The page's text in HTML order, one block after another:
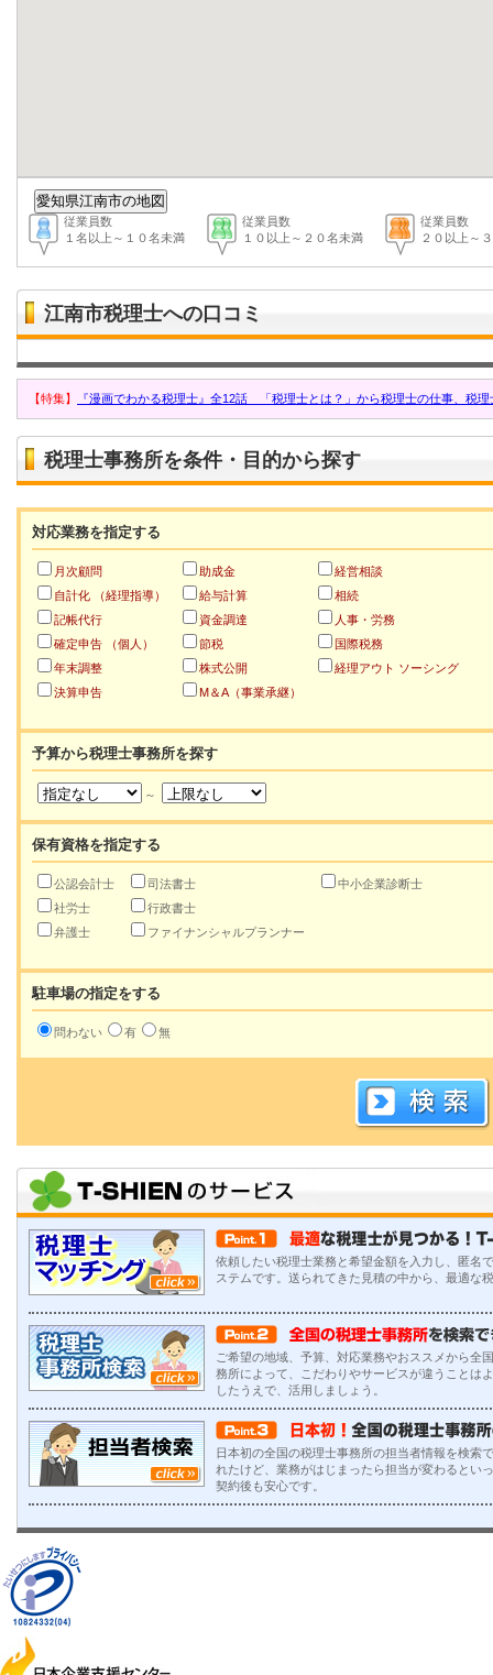
従業員数
１名以上～１０名未満
従業員数
１０以上～２０名未満
従業員数
２０以上～
江南市税理士への口コミ
【特集】 『漫画でわかる税理士』全12話 「税理士とは？」から税理士の仕事、税
税理士事務所を条件・目的から探す
対応業務を指定する
月次顧問
自計化 （経理指導）
記帳代行
確定申告 （個人）
年末調整
決算申告
助成金
給与計算
資金調達
節税
株式公開
M＆A（事業承継）
経営相談
相続
人事・労務
国際税務
経理アウト ソーシング
予算から税理士事務所を探す
～
保有資格を指定する
公認会計士
社労士
弁護士
司法書士
行政書士
ファイナンシャルプランナー
中小企業診断士
駐車場の指定をする
問わない 有 無
依頼したい税理士業務と希望金額を入力し、匿名
ステムです。送られてきた見積の中から、最適な
ご希望の地域、予算、対応業務やおススメから全
務所によって、こだわりやサービスが違うことは
したうえで、活用しましょう。
日本初の全国の税理士事務所の担当者情報を検索
れたけど、業務がはじまったら担当が変わるとい
契約後も安心です。